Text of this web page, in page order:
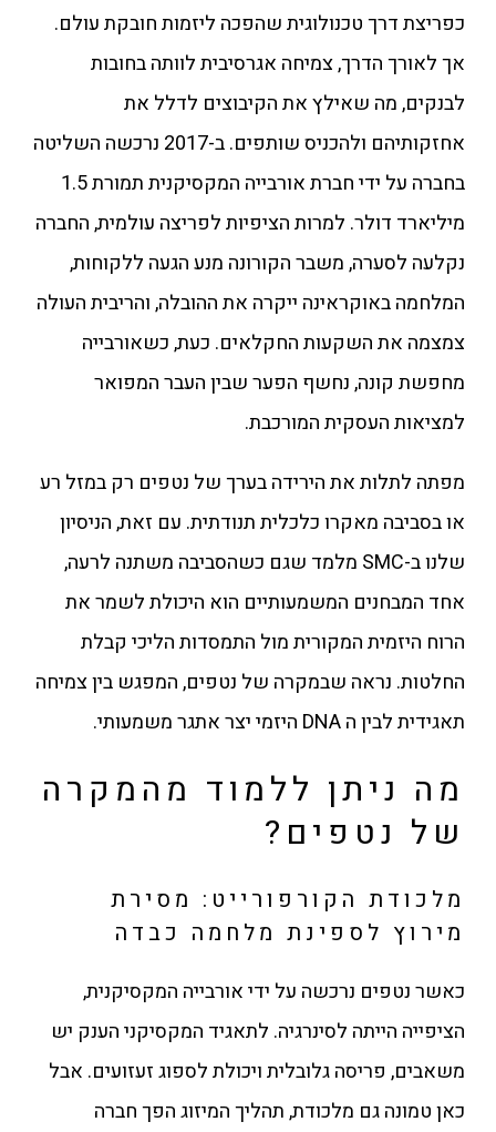
כפריצת דרך טכנולוגית שהפכה ליזמות חובקת עולם.
אך לאורך הדרך, צמיחה אגרסיבית לוותה בחובות
לבנקים, מה שאילץ את הקיבוצים לדלל את
אחזקותיהם ולהכניס שותפים. ב-2017 נרכשה השליטה
בחברה על ידי חברת אורבייה המקסיקנית תמורת 1.5
מיליארד דולר. למרות הציפיות לפריצה עולמית, החברה
נקלעה לסערה, משבר הקורונה מנע הגעה ללקוחות,
המלחמה באוקראינה ייקרה את ההובלה, והריבית העולה
צמצמה את השקעות החקלאים. כעת, כשאורבייה
מחפשת קונה, נחשף הפער שבין העבר המפואר
למציאות העסקית המורכבת.
מפתה לתלות את הירידה בערך של נטפים רק במזל רע
או בסביבה מאקרו כלכלית תנודתית. עם זאת, הניסיון
שלנו ב-SMC מלמד שגם כשהסביבה משתנה לרעה,
אחד המבחנים המשמעותיים הוא היכולת לשמר את
הרוח היזמית המקורית מול התמסדות הליכי קבלת
החלטות. נראה שבמקרה של נטפים, המפגש בין צמיחה
תאגידית לבין ה DNA היזמי יצר אתגר משמעותי.
מה ניתן ללמוד מהמקרה
של נטפים?
מלכודת הקורפורייט: מסירת
מירוץ לספינת מלחמה כבדה
כאשר נטפים נרכשה על ידי אורבייה המקסיקנית,
הציפייה הייתה לסינרגיה. לתאגיד המקסיקני הענק יש
משאבים, פריסה גלובלית ויכולת לספוג זעזועים. אבל
כאן טמונה גם מלכודת, תהליך המיזוג הפך חברה